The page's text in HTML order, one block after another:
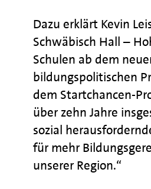
Dazu erklärt Kevin
Schwäbisch Hall –
Schulen ab dem
bildungspolitischen
dem Startchancen-
über zehn Jahre
sozial
für mehr
unserer Region.“